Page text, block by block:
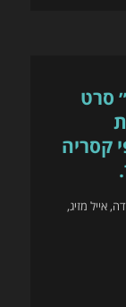
סרט
קסריה
אייל מזיג,